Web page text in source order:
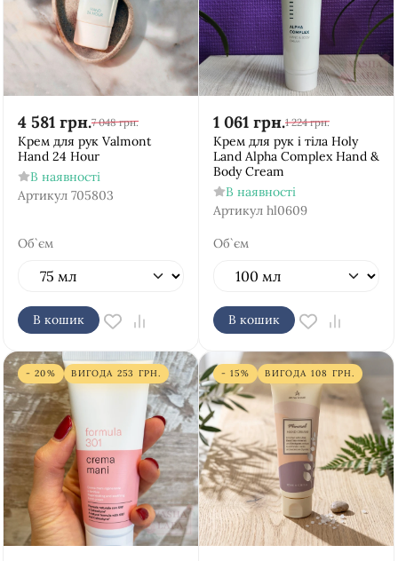
4 581 грн.7 048 грн.
Крем для рук Valmont
Hand 24 Hour
В наявності
Артикул 705803
Об`єм
В кошик
1 061 грн.1 224 грн.
Крем для рук і тіла Holy
Land Alpha Complex Hand &
Body Cream
В наявності
Артикул hl0609
Об`єм
В кошик
- 20% ВИГОДА 253 ГРН. - 15% ВИГОДА 108 ГРН.